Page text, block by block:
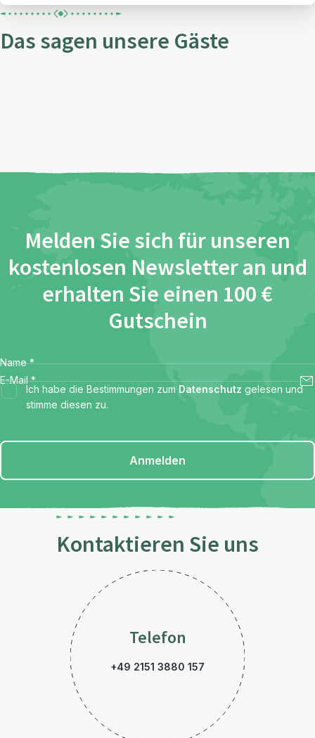
Das sagen unsere Gäste
Melden Sie sich für unseren
kostenlosen Newsletter an und
erhalten Sie einen 100 €
Gutschein
Name *
E-Mail *
Ich habe die Bestimmungen zum Datenschutz gelesen und
stimme diesen zu.
Anmelden
Kontaktieren Sie uns
Telefon
+49 2151 3880 157